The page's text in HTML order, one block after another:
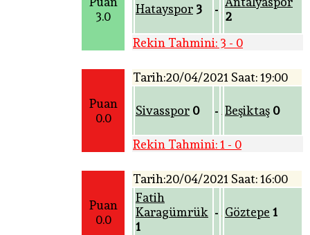
3.0
Hatayspor 3 -
2
Rekin Tahmini: 3 - 0
Puan
0.0
Tarih:20/04/2021 Saat: 19:00
Sivasspor 0 - Beşiktaş 0
Rekin Tahmini: 1 - 0
Puan
0.0
Tarih:20/04/2021 Saat: 16:00
Fatih
Karagümrük
1
- Göztepe 1